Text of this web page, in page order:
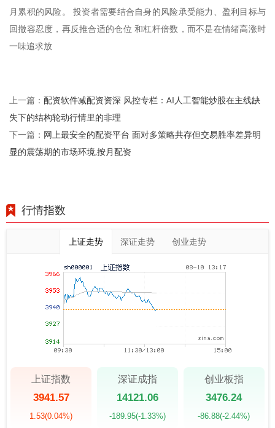
月累积的风险。 投资者需要结合自身的风险承受能力、盈利目标与
回撤容忍度，再反推合适的仓位 和杠杆倍数，而不是在情绪高涨时
一味追求放
上一篇： 配资软件减配资资深 风控专栏：AI人工智能炒股在主线缺
失下的结构轮动行情里的非理
下一篇： 网上最安全的配资平台 面对多策略共存但交易胜率差异明
显的震荡期的市场环境,按月配资
行情指数
上证走势 深证走势 创业走势
上证指数
3941.57
1.53(0.04%)
深证成指
14121.06
-189.95(-1.33%)
创业板指
3476.24
-86.88(-2.44%)